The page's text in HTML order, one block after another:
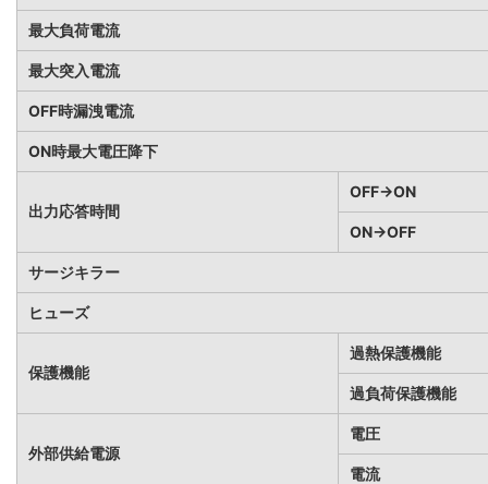
最大負荷電流
最大突入電流
OFF時漏洩電流
ON時最大電圧降下
出力応答時間
OFF→ON
ON→OFF
サージキラー
ヒューズ
保護機能
過熱保護機能
過負荷保護機能
外部供給電源
電圧
電流